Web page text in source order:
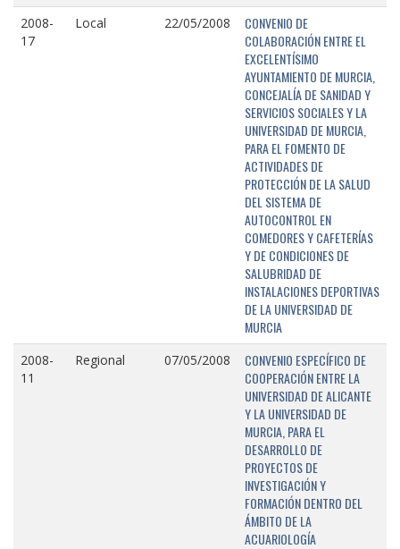
2008-
17
Local 22/05/2008
CONVENIO DE
COLABORACIÓN ENTRE EL
EXCELENTÍSIMO
AYUNTAMIENTO DE MURCIA,
CONCEJALÍA DE SANIDAD Y
SERVICIOS SOCIALES Y LA
UNIVERSIDAD DE MURCIA,
PARA EL FOMENTO DE
ACTIVIDADES DE
PROTECCIÓN DE LA SALUD
DEL SISTEMA DE
AUTOCONTROL EN
COMEDORES Y CAFETERÍAS
Y DE CONDICIONES DE
SALUBRIDAD DE
INSTALACIONES DEPORTIVAS
DE LA UNIVERSIDAD DE
MURCIA
2008-
11
Regional 07/05/2008
CONVENIO ESPECÍFICO DE
COOPERACIÓN ENTRE LA
UNIVERSIDAD DE ALICANTE
Y LA UNIVERSIDAD DE
MURCIA, PARA EL
DESARROLLO DE
PROYECTOS DE
INVESTIGACIÓN Y
FORMACIÓN DENTRO DEL
ÁMBITO DE LA
ACUARIOLOGÍA